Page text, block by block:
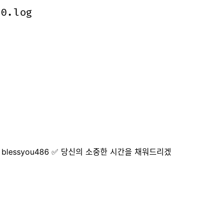
✅ 당신의 소중한 시간을 채워드리겠